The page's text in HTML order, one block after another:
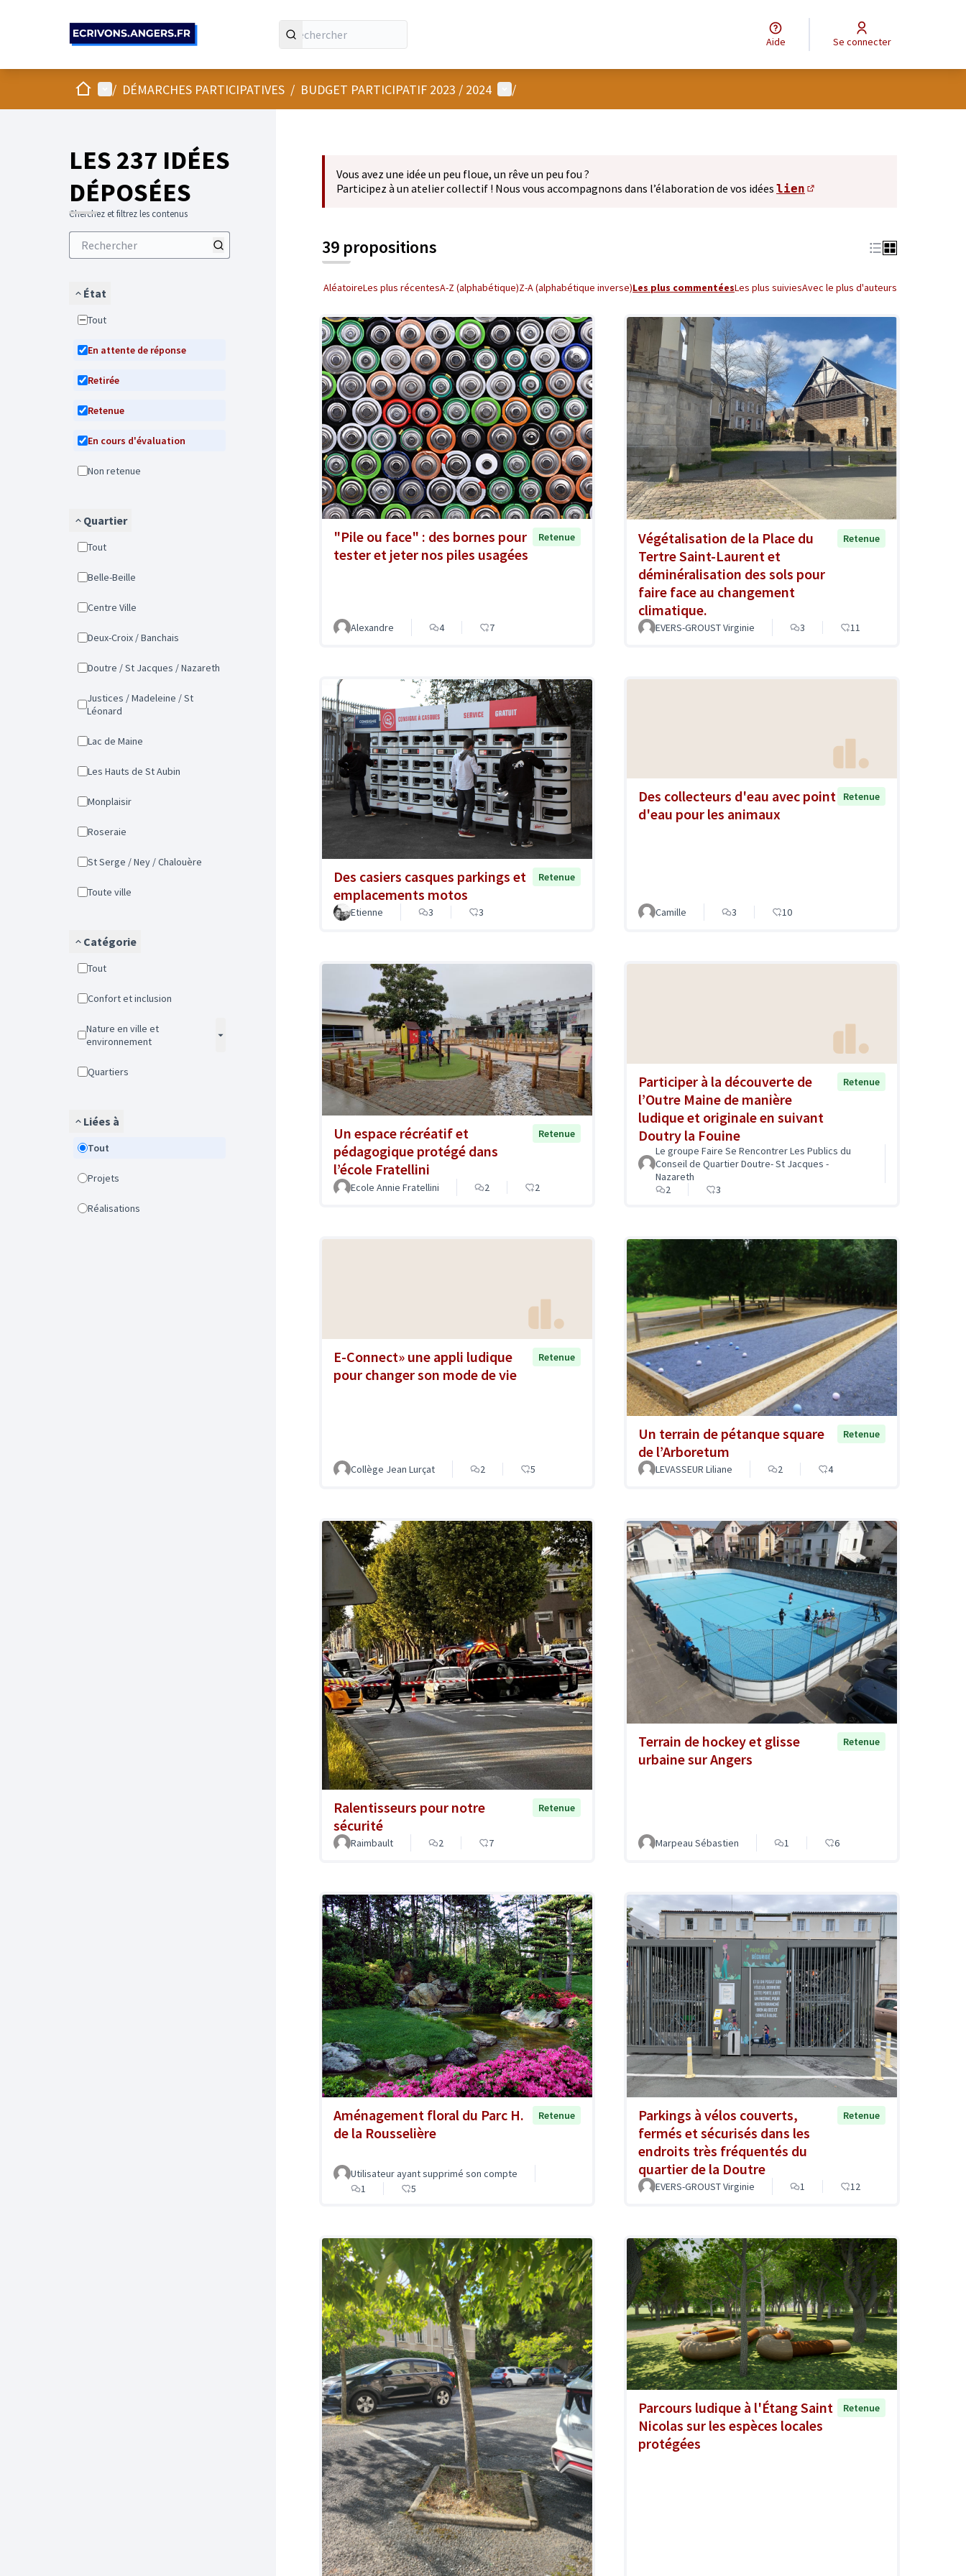
Aide Se connecter
AccueilMenu principal
/ DÉMARCHES PARTICIPATIVES / BUDGET PARTICIPATIF 2023 / 2024 Menu utilisateur
/
LES 237 IDÉES
DÉPOSÉES
Cherchez et filtrez les contenus
État
Tout
En attente de réponse
Retirée
Retenue
En cours d'évaluation
Non retenue
Quartier
Tout
Belle-Beille
Centre Ville
Deux-Croix / Banchais
Doutre / St Jacques / Nazareth
Justices / Madeleine / St
Léonard
Lac de Maine
Les Hauts de St Aubin
Monplaisir
Roseraie
St Serge / Ney / Chalouère
Toute ville
Catégorie
Tout
Confort et inclusion
Nature en ville et
environnement
Quartiers
Liées à
Tout
Projets
Réalisations
Vous avez une idée un peu floue, un rêve un peu fou ?
Participez à un atelier collectif ! Nous vous accompagnons dans l’élaboration de vos idées lien
39 propositions
AléatoireLes plus récentesA-Z (alphabétique)Z-A (alphabétique inverse)Les plus commentéesLes plus suiviesAvec le plus d'auteurs
"Pile ou face" : des bornes pour
tester et jeter nos piles usagées
Retenue
Alexandre 4 7
Végétalisation de la Place du
Tertre Saint-Laurent et
déminéralisation des sols pour
faire face au changement
climatique.
Retenue
EVERS-GROUST Virginie 3 11
Des casiers casques parkings et
emplacements motos
Retenue
Etienne 3 3
Des collecteurs d'eau avec point
d'eau pour les animaux
Retenue
Camille 3 10
Un espace récréatif et
pédagogique protégé dans
l’école Fratellini
Retenue
Ecole Annie Fratellini 2 2
Participer à la découverte de
l’Outre Maine de manière
ludique et originale en suivant
Doutry la Fouine
Retenue
Le groupe Faire Se Rencontrer Les Publics du
Conseil de Quartier Doutre- St Jacques -
Nazareth
2
3
E-Connect» une appli ludique
pour changer son mode de vie
Retenue
Collège Jean Lurçat 2 5
Un terrain de pétanque square
de l’Arboretum
Retenue
LEVASSEUR Liliane 2 4
Ralentisseurs pour notre
sécurité
Retenue
Raimbault 2 7
Terrain de hockey et glisse
urbaine sur Angers
Retenue
Marpeau Sébastien 1 6
Aménagement floral du Parc H.
de la Rousselière
Retenue
Utilisateur ayant supprimé son compte
1
5
Parkings à vélos couverts,
fermés et sécurisés dans les
endroits très fréquentés du
quartier de la Doutre
Retenue
EVERS-GROUST Virginie 1 12
Parcours ludique à l'Étang Saint
Nicolas sur les espèces locales
protégées
Retenue